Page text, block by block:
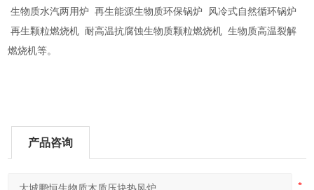
生物质水汽两用炉 再生能源生物质环保锅炉 风冷式自然循环锅炉
再生颗粒燃烧机 耐高温抗腐蚀生物质颗粒燃烧机 生物质高温裂解
燃烧机等。
产品咨询